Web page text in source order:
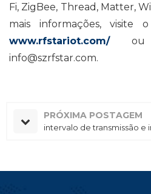
Fi, ZigBee, Thread, Matter,
mais informações, visite
www.rfstariot.com/ou
info@szrfstar.com.
PRÓXIMA POSTAGEM
intervalo de transmissão e